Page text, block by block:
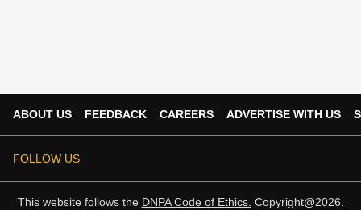
ABOUT US FEEDBACK CAREERS ADVERTISE WITH US
FOLLOW US
This website follows the DNPA Code of Ethics. Copyright@2026.